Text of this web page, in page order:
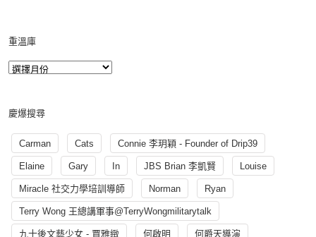
重溫庫
慶爆搜尋
Carman Cats Connie 李玥穎 - Founder of Drip39
Elaine Gary In JBS Brian 李凱賢 Louise
Miracle 社交力學培訓導師 Norman Ryan
Terry Wong 王總講軍事@TerryWongmilitarytalk
九十後文藝少女 - 賈雅緻 何啟明 何爵天導演